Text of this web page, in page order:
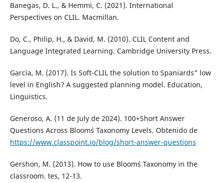
Banegas, D. L., & Hemmi, C. (2021). International
Perspectives on CLIL. Macmillan.
Do, C., Philip, H., & David, M. (2010). CLIL Content and
Language Integrated Learning. Cambridge University Press.
Garcìa, M. (2017). Is Soft-CLIL the solution to Spaniards" low
level in English? A suggested planning model. Education,
Linguistics.
Generoso, A. (11 de July de 2024). 100+Short Answer
Questions Across Bloom`s Taxonomy Levels. Obtenido de
https://www.classpoint.io/blog/short-answer-questions
Gershon, M. (2013). How to use Bloom´s Taxonomy in the
classroom. tes, 12-13.